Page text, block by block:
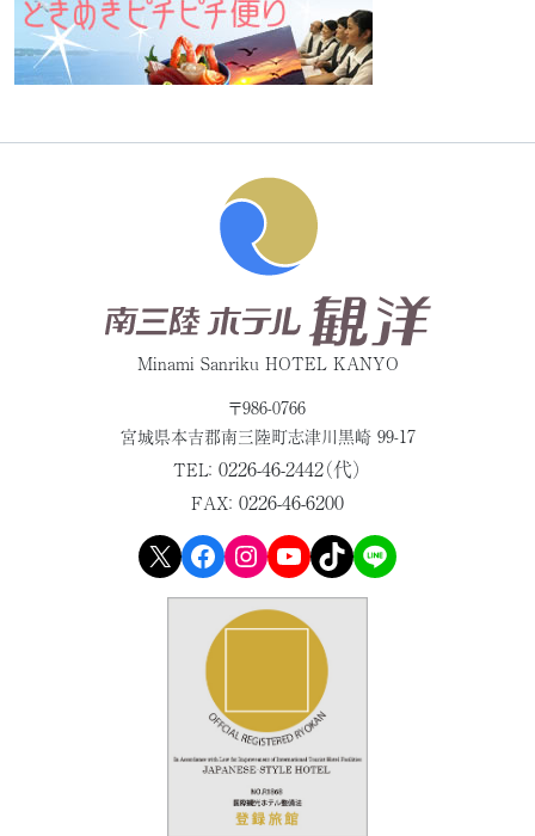
Minami Sanriku HOTEL KANYO
〒986-0766
宮城県本吉郡南三陸町志津川黒崎 99-17
TEL： 0226-46-2442（代）
FAX： 0226-46-6200
X Facebook Instagram YouTube TikTok LINE